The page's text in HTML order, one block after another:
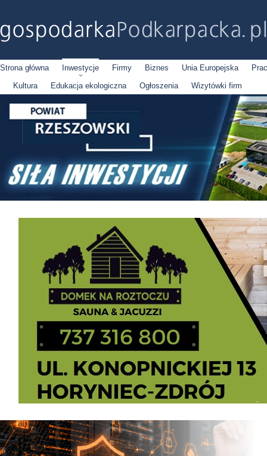
Strona główna Inwestycje Firmy Biznes Unia Europejska
Kultura
Edukacja ekologiczna Ogłoszenia Wizytówki firm